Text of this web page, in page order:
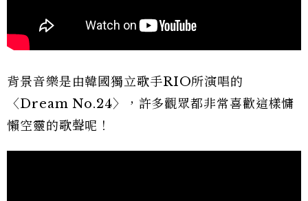
背景音樂是由韓國獨立歌手RIO所演唱的
〈Dream No.24〉，許多觀眾都非常喜歡這樣慵
懶空靈的歌聲呢！